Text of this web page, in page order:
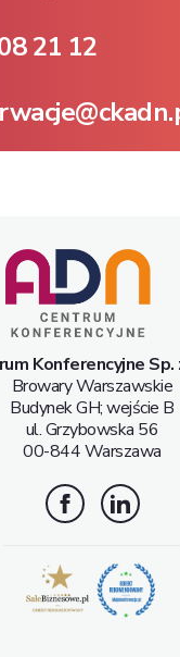
21 12
Konferencyjne Sp.
Browary Warszawskie
Budynek GH; wejście B
ul. Grzybowska 56
00-844 Warszawa